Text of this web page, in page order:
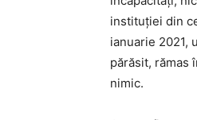
instituției din
ianuarie 2021,
părăsit, rămas
nimic.